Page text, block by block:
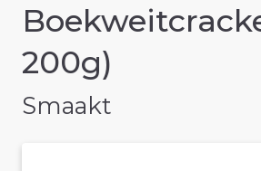
200g)
Smaakt